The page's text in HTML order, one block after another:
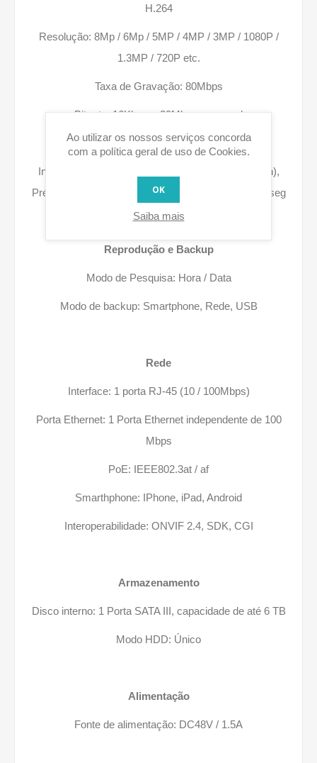
H.264
Resolução: 8Mp / 6Mp / 5MP / 4MP / 3MP / 1080P /
1.3MP / 720P etc.
Taxa de Gravação: 80Mbps
Bit rate: 16Kbps ~ 20Mbps por canal
Modo de Gravação: Contínuo, Movimento
Intervalo de gravação: 1 ~ 120 min (padrão: 60 min),
Pré-gravação: 1 ~ 30 seg, Pós-gravação: 10 ~ 300 seg
Reprodução e Backup
Modo de Pesquisa: Hora / Data
Modo de backup: Smartphone, Rede, USB
Rede
Interface: 1 porta RJ-45 (10 / 100Mbps)
Porta Ethernet: 1 Porta Ethernet independente de 100
Mbps
PoE: IEEE802.3at / af
Smarthphone: IPhone, iPad, Android
Interoperabilidade: ONVIF 2.4, SDK, CGI
Armazenamento
Disco interno: 1 Porta SATA III, capacidade de até 6 TB
Modo HDD: Único
Alimentação
Fonte de alimentação: DC48V / 1.5A
Ao utilizar os nossos serviços concorda
com a política geral de uso de Cookies.
OK
Saiba mais